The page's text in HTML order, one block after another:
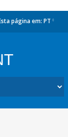
página em: PT